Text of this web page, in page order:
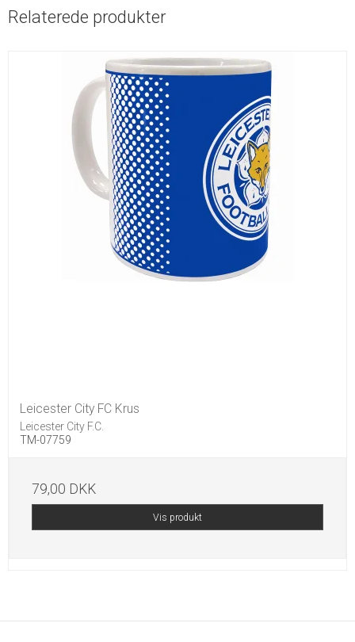
Relaterede produkter
Leicester City FC Krus
Leicester City F.C.
TM-07759
79,00 DKK
Vis produkt